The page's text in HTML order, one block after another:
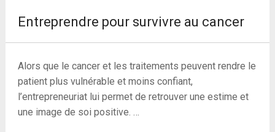
Entreprendre pour survivre au cancer
Alors que le cancer et les traitements peuvent rendre le
patient plus vulnérable et moins confiant,
l’entrepreneuriat lui permet de retrouver une estime et
une image de soi positive. …